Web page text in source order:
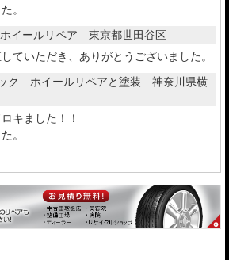
。
イールリペア 東京都世田谷区
ていただき、ありがとうございました。
ク ホイールリペアと塗装 神奈川県横
キました！！
。